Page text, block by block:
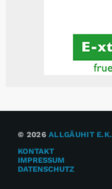
© 2026ALLGÄUHIT E.K.
KONTAKT
IMPRESSUM
DATENSCHUTZ